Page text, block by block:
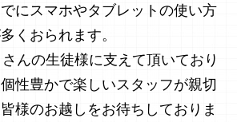
にスマホやタブレットの使い方
くおられます。
んの生徒様に支えて頂いており
性豊かで楽しいスタッフが親切
様のお越しをお待ちしておりま